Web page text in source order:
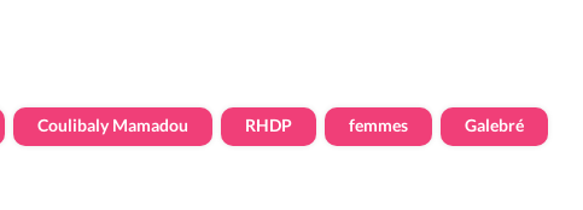
Coulibaly Mamadou RHDP femmes Galebré